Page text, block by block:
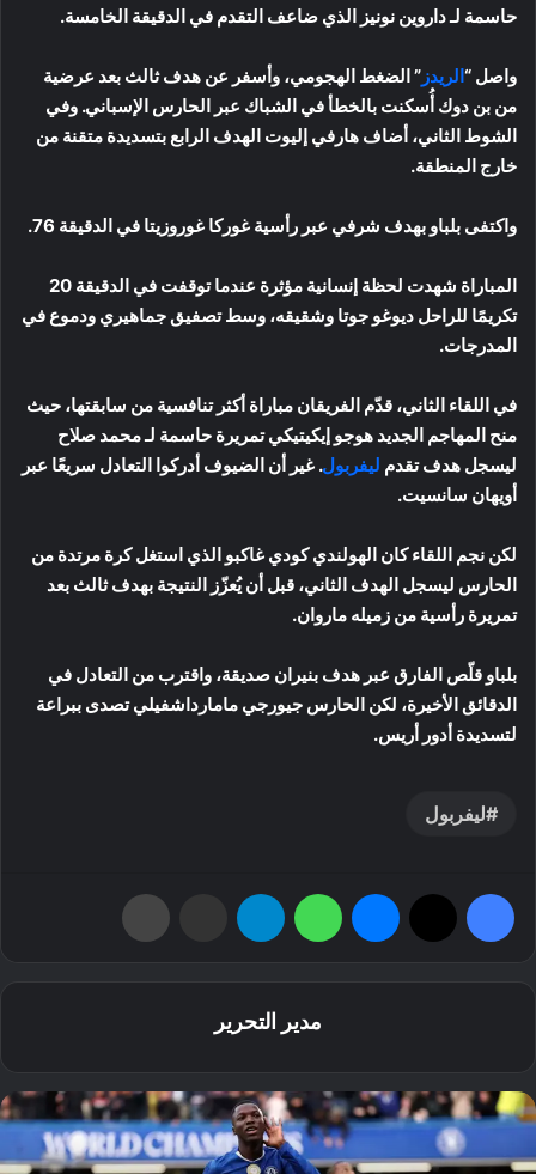
حاسمة لـ داروين نونيز الذي ضاعف التقدم في الدقيقة الخامسة.
واصل “الريدز ” الضغط الهجومي، وأسفر عن هدف ثالث بعد عرضية
من بن دوك أُسكنت بالخطأ في الشباك عبر الحارس الإسباني. وفي
الشوط الثاني، أضاف هارفي إليوت الهدف الرابع بتسديدة متقنة من
خارج المنطقة.
واكتفى بلباو بهدف شرفي عبر رأسية غوركا غوروزيتا في الدقيقة 76.
المباراة شهدت لحظة إنسانية مؤثرة عندما توقفت في الدقيقة 20
تكريمًا للراحل ديوغو جوتا وشقيقه، وسط تصفيق جماهيري ودموع في
المدرجات.
في اللقاء الثاني، قدّم الفريقان مباراة أكثر تنافسية من سابقتها، حيث
منح المهاجم الجديد هوجو إيكيتيكي تمريرة حاسمة لـ محمد صلاح
ليسجل هدف تقدم ليفربول. غير أن الضيوف أدركوا التعادل سريعًا عبر
أويهان سانسيت.
لكن نجم اللقاء كان الهولندي كودي غاكبو الذي استغل كرة مرتدة من
الحارس ليسجل الهدف الثاني، قبل أن يُعزّز النتيجة بهدف ثالث بعد
تمريرة رأسية من زميله ماروان.
بلباو قلّص الفارق عبر هدف بنيران صديقة، واقترب من التعادل في
الدقائق الأخيرة، لكن الحارس جيورجي مامارداشفيلي تصدى ببراعة
لتسديدة أدور أريس.
ليفربول
مدير التحرير